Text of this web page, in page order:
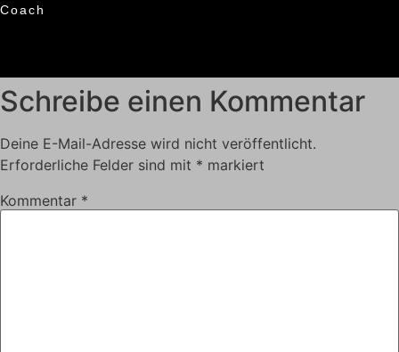
Coach
Schreibe einen Kommentar
Deine E-Mail-Adresse wird nicht veröffentlicht.
Erforderliche Felder sind mit * markiert
Kommentar *